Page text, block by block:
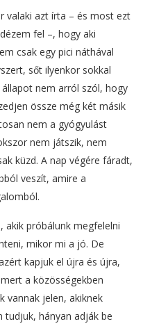
valaki azt írta – és most ezt
fel –, hogy aki
csak egy pici náthával
sőt ilyenkor sokkal
állapot nem arról szól, hogy
össze még két másik
nem a gyógyulást
nem játszik, nem
küzd. A nap végére fáradt,
veszít, amire a
akik próbálunk megfelelni
mikor mi a jó. De
kapjuk el újra és újra,
a közösségekben
vannak jelen, akiknek
tudjuk, hányan adják be